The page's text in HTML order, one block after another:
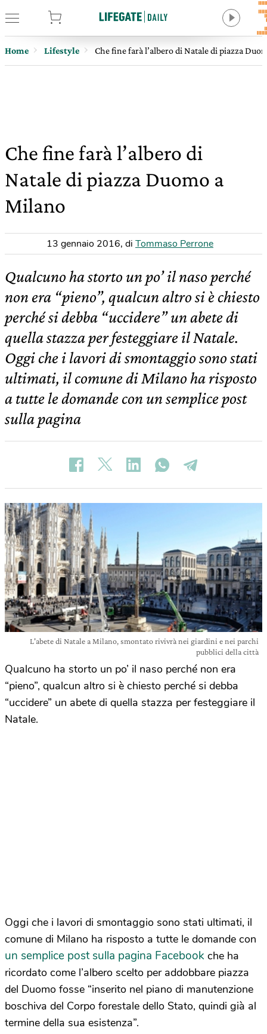
Home Lifestyle Che fine farà l’albero di Natale di piazza
Che fine farà l’albero di
Natale di piazza Duomo a
Milano
13 gennaio 2016, di Tommaso Perrone
Qualcuno ha storto un po’ il naso perché
non era “pieno”, qualcun altro si è chiesto
perché si debba “uccidere” un abete di
quella stazza per festeggiare il Natale.
Oggi che i lavori di smontaggio sono stati
ultimati, il comune di Milano ha risposto
a tutte le domande con un semplice post
sulla pagina
L'abete di Natale a Milano, smontato rivivrà nei giardini e nei parchi
pubblici della città
Qualcuno ha storto un po’ il naso perché non era
“pieno”, qualcun altro si è chiesto perché si debba
“uccidere” un abete di quella stazza per festeggiare il
Natale.
Oggi che i lavori di smontaggio sono stati ultimati, il
comune di Milano ha risposto a tutte le domande con
un semplice post sulla pagina Facebook che ha
ricordato come l’albero scelto per addobbare piazza
del Duomo fosse “inserito nel piano di manutenzione
boschiva del Corpo forestale dello Stato, quindi già al
termine della sua esistenza”.